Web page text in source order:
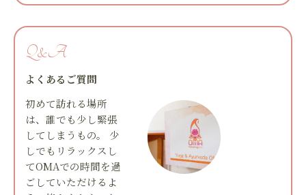
Q&A
よくあるご質問
初めて訪れる場所
は、誰でも少し緊張
してしまうもの。 少
しでもリラックスし
てOMAでの時間を過
ごしていただけるよ